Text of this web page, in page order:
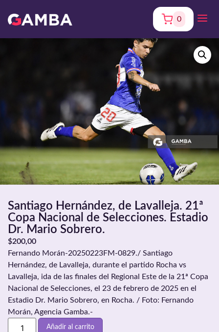
0
Santiago Hernández, de Lavalleja. 21ª
Copa Nacional de Selecciones. Estadio
Dr. Mario Sobrero.
$200,00
Fernando Morán-20250223FM-0829./ Santiago
Hernández, de Lavalleja, durante el partido Rocha vs
Lavalleja, ida de las finales del Regional Este de la 21ª Copa
Nacional de Selecciones, el 23 de febrero de 2025 en el
Estadio Dr. Mario Sobrero, en Rocha. / Foto: Fernando
Morán, Agencia Gamba.-
Añadir al carrito